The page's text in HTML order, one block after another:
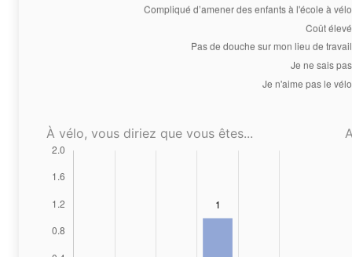
À vélo, vous diriez que vous êtes...